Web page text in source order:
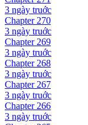
3 ngày truớc
Chapter270
3 ngày truớc
Chapter269
3 ngày truớc
Chapter268
3 ngày truớc
Chapter267
3 ngày truớc
Chapter266
3 ngày truớc